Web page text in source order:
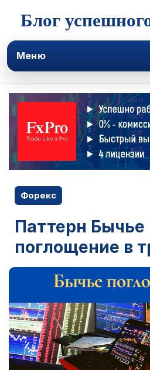
Блог
Меню
Форекс
Паттерн Бычье
поглощение в